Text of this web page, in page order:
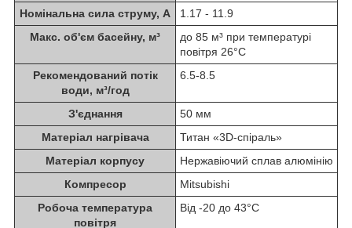
Номінальна сила струму, А
1.17 - 11.9
Макс. об'єм басейну, м³
до 85 м³ при температурі
повітря 26°C
Рекомендований потік
води, м³/год
6.5-8.5
З'єднання
50 мм
Матеріал нагрівача
Титан «3D-спіраль»
Матеріал корпусу
Нержавіючий сплав алюмінію
Компресор
Mitsubishi
Робоча температура
повітря
Від -20 до 43°C